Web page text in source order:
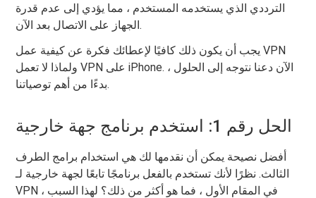
الترددي الذي يستخدمه المستخدم ، مما يؤدي إلى عدم قدرة
الجهاز على الاتصال بعد الآن.
يجب أن يكون ذلك كافيًا لإعطائك فكرة عن كيفية عمل VPN
ولماذا لا تعمل VPN على iPhone. الآن دعنا نتوجه إلى الحلول ،
بدءًا من أهم توصياتنا.
الحل رقم 1: استخدم برنامج جهة خارجية
أفضل نصيحة يمكن أن نقدمها لك هي استخدام برامج الطرف
الثالث. نظرًا لأنك تستخدم بالفعل برنامجًا تابعًا لجهة خارجية لـ
VPN في المقام الأول ، فما هو أكثر من ذلك؟ لهذا السبب ،